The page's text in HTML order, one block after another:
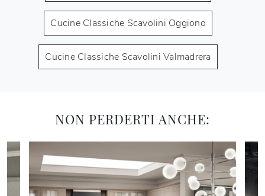
Cucine Classiche Scavolini Oggiono
Cucine Classiche Scavolini Valmadrera
NON PERDERTI ANCHE: